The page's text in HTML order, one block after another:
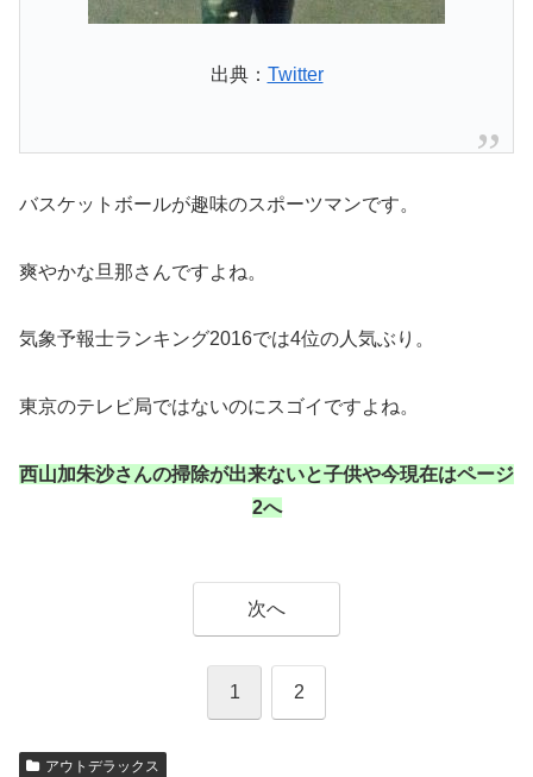
出典： Twitter
バスケットボールが趣味のスポーツマンです。
爽やかな旦那さんですよね。
気象予報士ランキング2016では4位の人気ぶり。
東京のテレビ局ではないのにスゴイですよね。
西山加朱沙さんの掃除が出来ないと子供や今現在はページ
2へ
次へ
1 2
アウトデラックス